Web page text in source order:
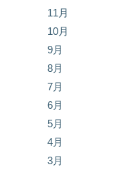
11月
10月
9月
8月
7月
6月
5月
4月
3月